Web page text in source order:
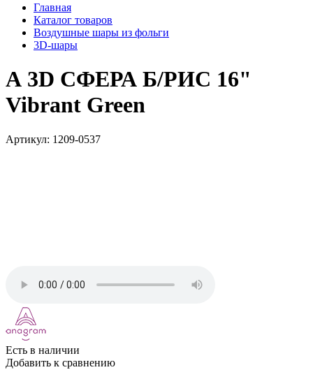
Главная
Каталог товаров
Воздушные шары из фольги
3D-шары
А 3D СФЕРА Б/РИС 16"
Vibrant Green
Артикул: 1209-0537
Есть в наличии
Добавить к сравнению